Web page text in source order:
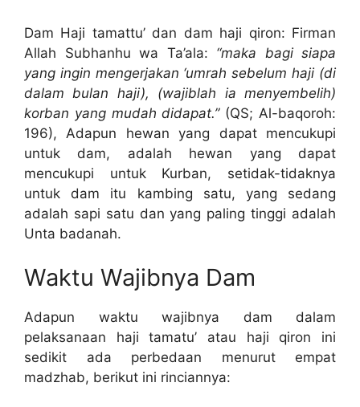
Dam Haji tamattu’ dan dam haji qiron: Firman
Allah Subhanhu wa Ta’ala: “maka bagi siapa
yang ingin mengerjakan ‘umrah sebelum haji (di
dalam bulan haji), (wajiblah ia menyembelih)
korban yang mudah didapat.”(QS; Al-baqoroh:
196), Adapun hewan yang dapat mencukupi
untuk dam, adalah hewan yang dapat
mencukupi untuk Kurban, setidak-tidaknya
untuk dam itu kambing satu, yang sedang
adalah sapi satu dan yang paling tinggi adalah
Unta badanah.
Waktu Wajibnya Dam
Adapun waktu wajibnya dam dalam
pelaksanaan haji tamatu’ atau haji qiron ini
sedikit ada perbedaan menurut empat
madzhab, berikut ini rinciannya: